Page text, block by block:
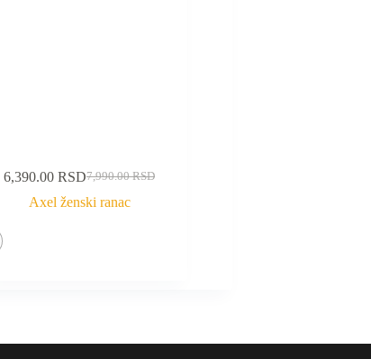
7,990.00RSD
6,390.00 RSD
Axel ženski ranac